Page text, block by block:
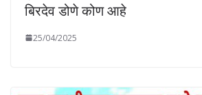
बिरदेव डोणे कोण आहे
25/04/2025